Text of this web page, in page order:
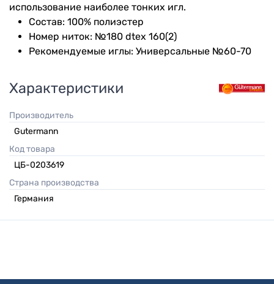
использование наиболее тонких игл.
Состав: 100% полиэстер
Номер ниток: №180 dtex 160(2)
Рекомендуемые иглы: Универсальные №60-70
Характеристики
Производитель
Gutermann
Код товара
ЦБ-0203619
Страна производства
Германия